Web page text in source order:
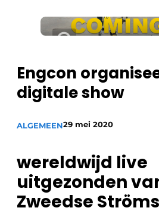
Engcon
digitale show
ALGEMEEN29 mei 2020
wereldwijd live
uitgezonden
Zweedse